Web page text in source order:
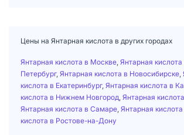
Цены на Янтарная кислота в других городах
Янтарная кислота в Москве Янтарная
Петербург, Янтарная кислота в Новосибирске
кислота в Екатеринбург, Янтарная кислота в
кислота в Нижнем Новгород Янтарная
Янтарная кислота в Самаре Янтарная
кислота в Ростове-на-Дону